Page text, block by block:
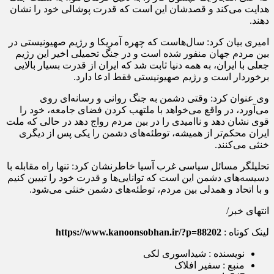
هدایت می‌کند و قصدشان این است که قدرت پوشالی خود را نشان
دهند.
امیری بیان کرد: سال‌هاست که چهره آمریکا و رژیم صهیونیستی در
بین مردم جهان منفور شده است و در جنگ تحمیلی اخیر این رژیم
جعلی با ایران، به همه دنیا ثابت شد که ایران از قدرت بسیار بالایی
برخوردار است و رژیم صهیونیستی فقط ادعا دارد.
وی عنوان کرد: وقتی دشمن به جنگ روانی و رسانه‌ای روی
می‌آورد، در واقع می‌خواهد با ملتهب کردن فضای جامعه، خود را
قوی نشان دهد و ناامیدی را در بین مردم رواج دهد در حالی که ملت
ایران محکم‌تر از همیشه، توطئه‌های دشمن را یکی پس از دیگری
خنثی می‌کنند.
تحلیلگر مسائل سیاسی غرب آسیا خاطرنشان کرد: تنها راه مقابله با
دسیسه‌های دشمن این است که توانایی‌ها و قدرت خود را تبیین کنیم
و با اتحاد و همدلی بین مردم، توطئه‌های دشمن خنثی می‌شود.
انتهای خبر/
لینک کوتاه : https://www.kanoonsobhan.ir/?p=88202
نویسنده : شیداسوری لکی
منبع : سفیر افلاک